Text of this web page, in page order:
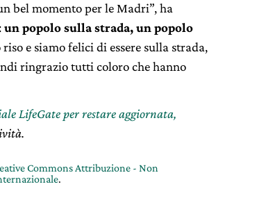
bel momento per le Madri”, ha
un popolo sulla strada, un popolo
e siamo felici di essere sulla strada,
ringrazio tutti coloro che hanno
LifeGate per restare aggiornata,
Commons Attribuzione - Non
.